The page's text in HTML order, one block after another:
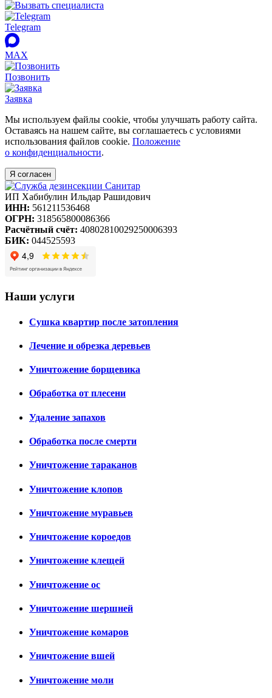
Telegram
MAX
Позвонить
Заявка
Мы используем файлы cookie, чтобы улучшать работу сайта.
Оставаясь на нашем сайте, вы соглашаетесь с условиями
использования файлов cookie. Положение
о конфиденциальности.
Я согласен
ИП Хабибулин Ильдар Рашидович
ИНН: 561211536468
ОГРН: 318565800086366
Расчётный счёт: 40802810029250006393
БИК: 044525593
Наши услуги
Сушка квартир после затопления
Лечение и обрезка деревьев
Уничтожение борщевика
Обработка от плесени
Удаление запахов
Обработка после смерти
Уничтожение тараканов
Уничтожение клопов
Уничтожение муравьев
Уничтожение короедов
Уничтожение клещей
Уничтожение ос
Уничтожение шершней
Уничтожение комаров
Уничтожение вшей
Уничтожение моли